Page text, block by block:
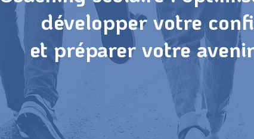
développer votre
et préparer votre